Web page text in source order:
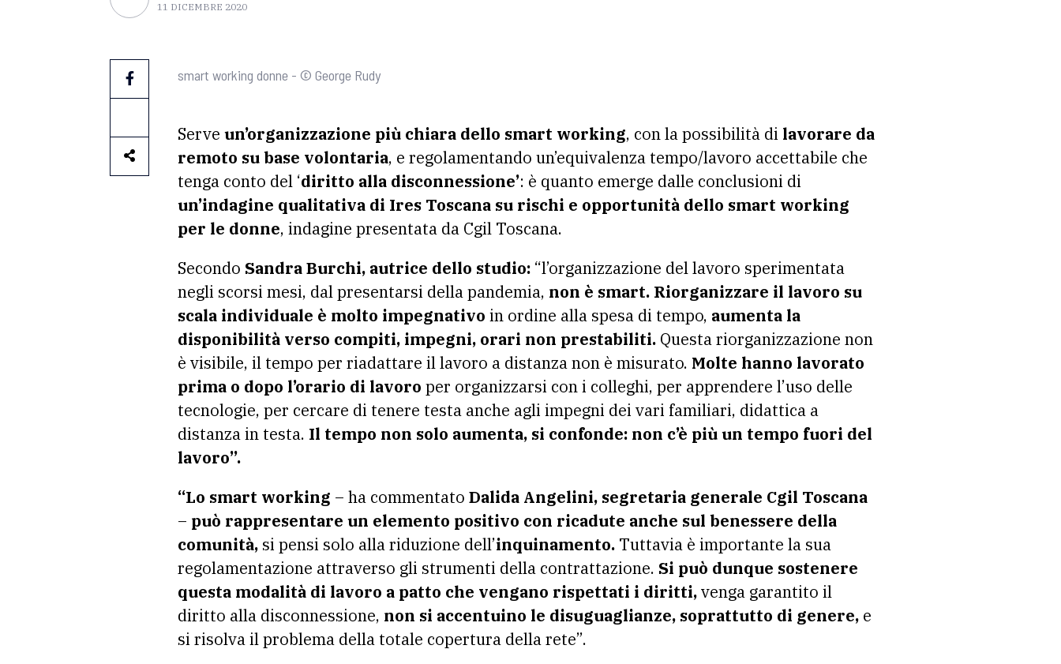
11 DICEMBRE 2020
smart working donne - © George Rudy
Serve un’organizzazione più chiara dello smart working, con la possibilità di lavorare da
remoto su base volontaria, e regolamentando un’equivalenza tempo/lavoro accettabile che
tenga conto del ‘diritto alla disconnessione’: è quanto emerge dalle conclusioni di
un’indagine qualitativa di Ires Toscana su rischi e opportunità dello smart working
per le donne, indagine presentata da Cgil Toscana.
Secondo Sandra Burchi, autrice dello studio: “l’organizzazione del lavoro sperimentata
negli scorsi mesi, dal presentarsi della pandemia, non è smart. Riorganizzare il lavoro su
scala individuale è molto impegnativo in ordine alla spesa di tempo, aumenta la
disponibilità verso compiti, impegni, orari non prestabiliti. Questa riorganizzazione non
è visibile, il tempo per riadattare il lavoro a distanza non è misurato. Molte hanno lavorato
prima o dopo l’orario di lavoro per organizzarsi con i colleghi, per apprendere l’uso delle
tecnologie, per cercare di tenere testa anche agli impegni dei vari familiari, didattica a
distanza in testa. Il tempo non solo aumenta, si confonde: non c’è più un tempo fuori del
lavoro”.
“Lo smart working – ha commentato Dalida Angelini, segretaria generale Cgil Toscana
– può rappresentare un elemento positivo con ricadute anche sul benessere della
comunità, si pensi solo alla riduzione dell’inquinamento. Tuttavia è importante la sua
regolamentazione attraverso gli strumenti della contrattazione. Si può dunque sostenere
questa modalità di lavoro a patto che vengano rispettati i diritti,venga garantito il
diritto alla disconnessione, non si accentuino le disuguaglianze, soprattutto di genere, e
si risolva il problema della totale copertura della rete”.